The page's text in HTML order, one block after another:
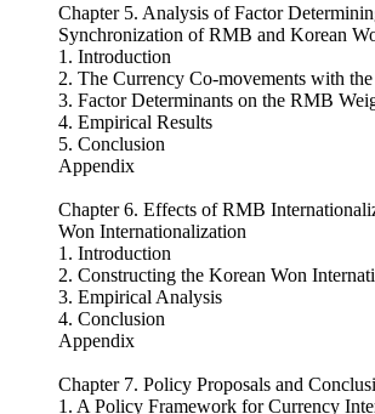
Chapter 5. Analysis of Factor
Synchronization of RMB and Korean
1. Introduction
2. The Currency Co-movements with
3. Factor Determinants on the RMB
4. Empirical Results
5. Conclusion
Appendix
Chapter 6. Effects of RMB
Won Internationalization
1. Introduction
2. Constructing the Korean Won
3. Empirical Analysis
4. Conclusion
Appendix
Chapter 7. Policy Proposals and
1. A Policy Framework for Currency